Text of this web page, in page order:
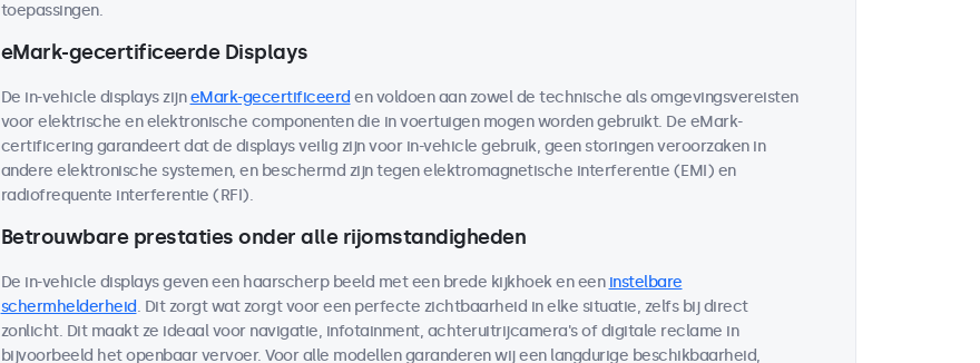
toepassingen.
eMark-gecertificeerde Displays
De in-vehicle displays zijneMark-gecertificeerd en voldoen aan zowel de technische als omgevingsvereisten
voor elektrische en elektronische componenten die in voertuigen mogen worden gebruikt. De eMark-
certificering garandeert dat de displays veilig zijn voor in-vehicle gebruik, geen storingen veroorzaken in
andere elektronische systemen, en beschermd zijn tegen elektromagnetische interferentie (EMI) en
radiofrequente interferentie (RFI).
Betrouwbare prestaties onder alle rijomstandigheden
De in-vehicle displays geven een haarscherp beeld met een brede kijkhoek en een instelbare
schermhelderheid. Dit zorgt wat zorgt voor een perfecte zichtbaarheid in elke situatie, zelfs bij direct
zonlicht. Dit maakt ze ideaal voor navigatie, infotainment, achteruitrijcamera's of digitale reclame in
bijvoorbeeld het openbaar vervoer. Voor alle modellen garanderen wij een langdurige beschikbaarheid,